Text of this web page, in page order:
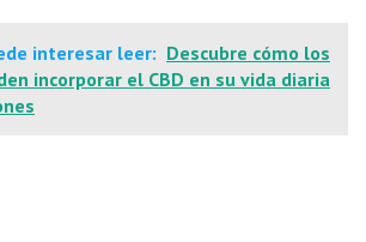
interesar leer: Descubre cómo los
incorporar el CBD en su vida diaria